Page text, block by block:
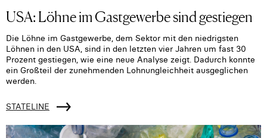
USA: Löhne im Gastgewerbe sind gestiegen
Die Löhne im Gastgewerbe, dem Sektor mit den niedrigsten
Löhnen in den USA, sind in den letzten vier Jahren um fast 30
Prozent gestiegen, wie eine neue Analyse zeigt. Dadurch konnte
ein Großteil der zunehmenden Lohnungleichheit ausgeglichen
werden.
STATELINE